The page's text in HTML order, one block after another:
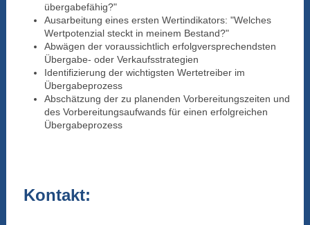
übergabefähig?"
Ausarbeitung eines ersten Wertindikators: "Welches
Wertpotenzial steckt in meinem Bestand?"
Abwägen der voraussichtlich erfolgversprechendsten
Übergabe- oder Verkaufsstrategien
Identifizierung der wichtigsten Wertetreiber im
Übergabeprozess
Abschätzung der zu planenden Vorbereitungszeiten und
des Vorbereitungsaufwands für einen erfolgreichen
Übergabeprozess
Kontakt: